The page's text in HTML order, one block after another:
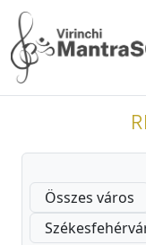
Összes város